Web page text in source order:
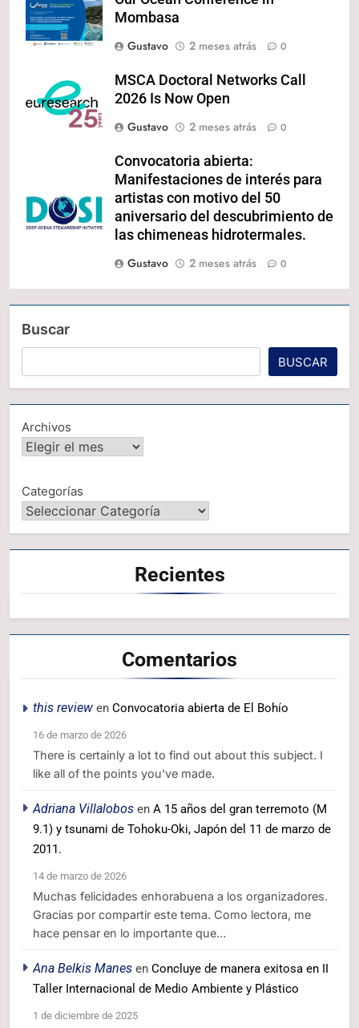
Mombasa
Gustavo
2 meses atrás 0
MSCA Doctoral Networks Call
2026 Is Now Open
Gustavo
2 meses atrás 0
Convocatoria abierta:
Manifestaciones de interés para
artistas con motivo del 50
aniversario del descubrimiento de
las chimeneas hidrotermales.
Gustavo
2 meses atrás 0
Buscar
BUSCAR
Archivos
Categorías
Recientes
Comentarios
this review en Convocatoria abierta de El Bohío
16 de marzo de 2026
There is certainly a lot to find out about this subject. I
like all of the points you've made.
Adriana Villalobos en A 15 años del gran terremoto (M
9.1) y tsunami de Tohoku-Oki, Japón del 11 de marzo de
2011.
14 de marzo de 2026
Muchas felicidades enhorabuena a los organizadores.
Gracias por compartir este tema. Como lectora, me
hace pensar en lo importante que…
Ana Belkis Manes en Concluye de manera exitosa en II
Taller Internacional de Medio Ambiente y Plástico
1 de diciembre de 2025